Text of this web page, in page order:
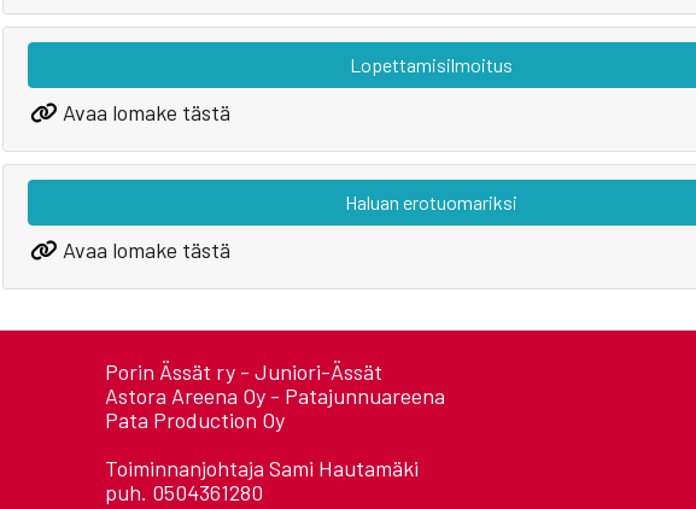
Lopettamisilmoitus
Avaa lomake tästä
Haluan erotuomariksi
Avaa lomake tästä
Porin Ässät ry - Juniori-Ässät
Astora Areena Oy - Patajunnuareena
Pata Production Oy
Toiminnanjohtaja Sami Hautamäki
puh. 0504361280